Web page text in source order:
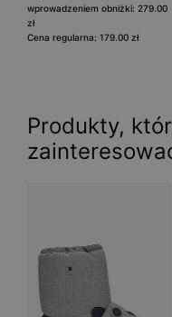
wprowadzeniem obniżki: 279.00
zł
Cena regularna: 179.00 zł
Produkty,